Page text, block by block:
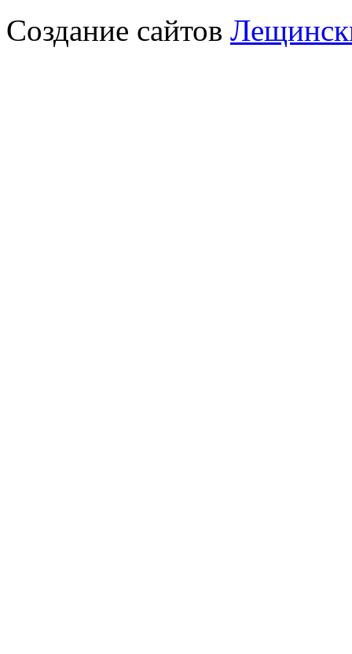
Создание сайтов